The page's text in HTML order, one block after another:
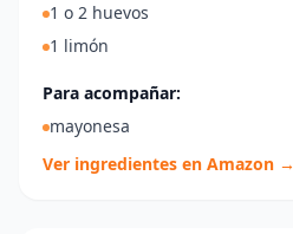
1 o 2 huevos
1 limón
Para acompañar:
mayonesa
Ver ingredientes en Amazon →